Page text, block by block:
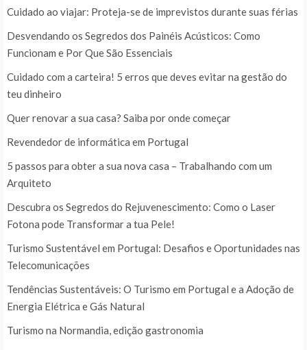
Cuidado ao viajar: Proteja-se de imprevistos durante suas férias
Desvendando os Segredos dos Painéis Acústicos: Como
Funcionam e Por Que São Essenciais
Cuidado com a carteira! 5 erros que deves evitar na gestão do
teu dinheiro
Quer renovar a sua casa? Saiba por onde começar
Revendedor de informática em Portugal
5 passos para obter a sua nova casa – Trabalhando com um
Arquiteto
Descubra os Segredos do Rejuvenescimento: Como o Laser
Fotona pode Transformar a tua Pele!
Turismo Sustentável em Portugal: Desafios e Oportunidades nas
Telecomunicações
Tendências Sustentáveis: O Turismo em Portugal e a Adoção de
Energia Elétrica e Gás Natural
Turismo na Normandia, edição gastronomia